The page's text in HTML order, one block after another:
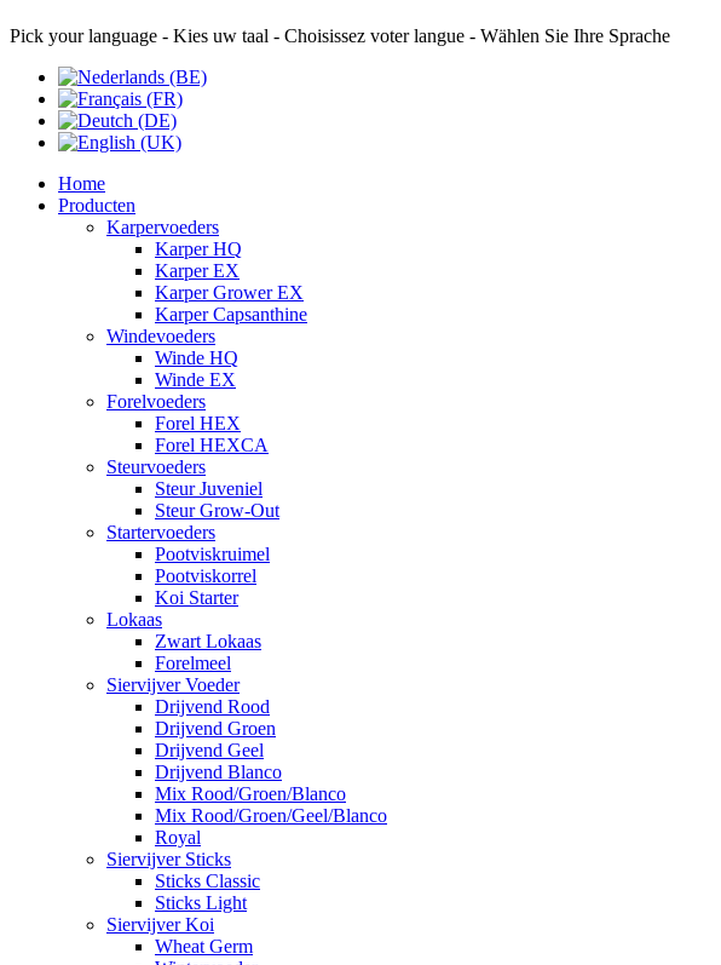
Pick your language - Kies uw taal - Choisissez voter langue - Wählen Sie Ihre Sprache
Home
Producten
Karpervoeders
Karper HQ
Karper EX
Karper Grower EX
Karper Capsanthine
Windevoeders
Winde HQ
Winde EX
Forelvoeders
Forel HEX
Forel HEXCA
Steurvoeders
Steur Juveniel
Steur Grow-Out
Startervoeders
Pootviskruimel
Pootviskorrel
Koi Starter
Lokaas
Zwart Lokaas
Forelmeel
Siervijver Voeder
Drijvend Rood
Drijvend Groen
Drijvend Geel
Drijvend Blanco
Mix Rood/Groen/Blanco
Mix Rood/Groen/Geel/Blanco
Royal
Siervijver Sticks
Sticks Classic
Sticks Light
Siervijver Koi
Wheat Germ